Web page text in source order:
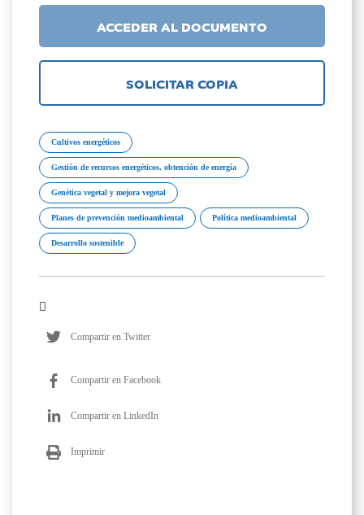
ACCEDER AL DOCUMENTO
SOLICITAR COPIA
Cultivos energéticos
Gestión de recursos energéticos, obtención de energía
Genética vegetal y mejora vegetal
Planes de prevención medioambiental Política medioambiental
Desarrollo sostenible
Compartir en Twitter
Compartir en Facebook
Compartir en LinkedIn
Imprimir